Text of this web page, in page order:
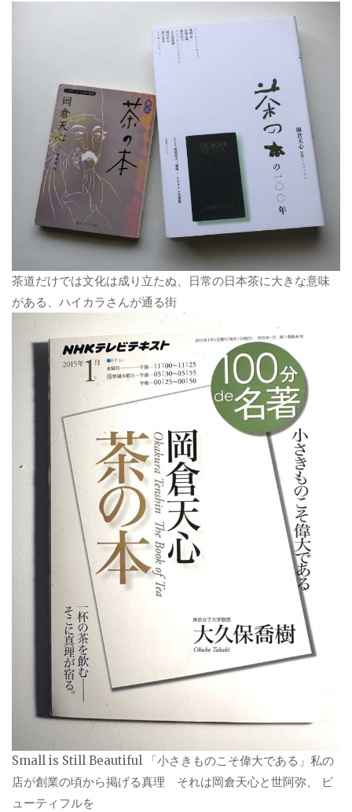
茶道だけでは文化は成り立たぬ、日常の日本茶に大きな意味
がある、ハイカラさんが通る街
Small is Still Beautiful 「小さきものこそ偉大である」私の
店が創業の頃から掲げる真理 それは岡倉天心と世阿弥、 ビ
ューティフルを